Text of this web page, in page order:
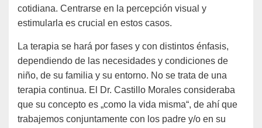
cotidiana. Centrarse en la percepción visual y
estimularla es crucial en estos casos.
La terapia se hará por fases y con distintos énfasis,
dependiendo de las necesidades y condiciones de
niño, de su familia y su entorno. No se trata de una
terapia continua. El Dr. Castillo Morales consideraba
que su concepto es „como la vida misma“, de ahí que
trabajemos conjuntamente con los padre y/o en su